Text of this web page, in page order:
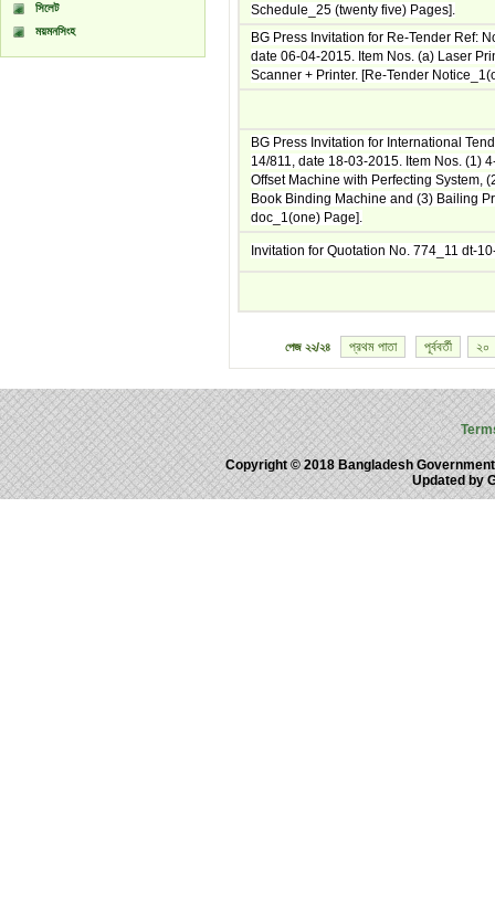
সিলেট
ময়মনসিংহ
Schedule_25 (twenty five) Pages].
BG Press Invitation for Re-Tender Ref:
date 06-04-2015. Item Nos. (a) Laser
Scanner + Printer. [Re-Tender
BG Press Invitation for International
14/811, date 18-03-2015. Item Nos. (1)
Offset Machine with Perfecting System,
Book Binding Machine and (3) Bailing
doc_1(one) Page].
Invitation for Quotation No. 774_11 dt-
পেজ ২২/২৪ প্রথম পাতা পূর্ববর্তী ২০
Copyright © 2018 Bangladesh
Updated by